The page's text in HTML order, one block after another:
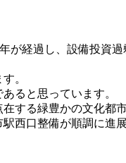
が経過し、設備投資
。
ると思っています。
する緑豊かの文化都市
西口整備が順調に進